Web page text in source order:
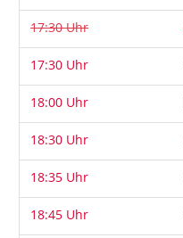
17:30Uhr
17:30 Uhr
18:00 Uhr
18:30 Uhr
18:35 Uhr
18:45 Uhr